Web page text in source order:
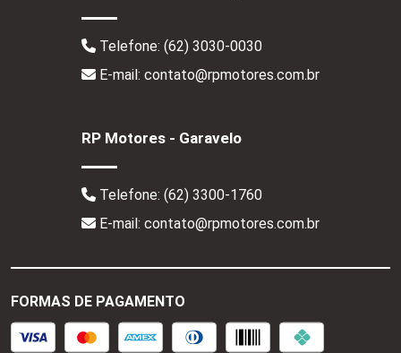
Telefone: (62) 3030-0030
E-mail: contato@rpmotores.com.br
RP Motores - Garavelo
Telefone: (62) 3300-1760
E-mail: contato@rpmotores.com.br
FORMAS DE PAGAMENTO